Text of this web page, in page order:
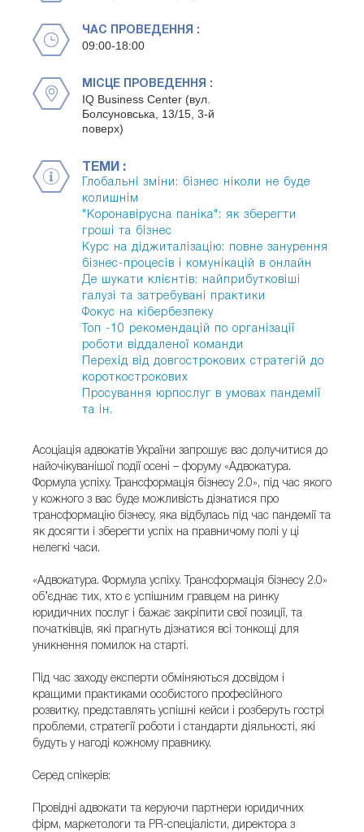
ЧАС ПРОВЕДЕННЯ :
09:00-18:00
МІСЦЕ ПРОВЕДЕННЯ :
IQ Business Center (вул.
Болсуновська, 13/15, 3-й
поверх)
ТЕМИ :
Глобальні зміни: бізнес ніколи не буде
колишнім
"Коронавірусна паніка": як зберегти
гроші та бізнес
Курс на діджиталізацію: повне занурення
бізнес-процесів і комунікацій в онлайн
Де шукати клієнтів: найприбутковіші
галузі та затребувані практики
Фокус на кібербезпеку
Топ -10 рекомендацій по організації
роботи віддаленої команди
Перехід від довгострокових стратегій до
короткострокових
Просування юрпослуг в умовах пандемії
та ін.
Асоціація адвокатів України запрошує вас долучитися до
найочікуванішої події осені – форуму «Адвокатура.
Формула успіху. Трансформація бізнесу 2.0», під час якого
у кожного з вас буде можливість дізнатися про
трансформацію бізнесу, яка відбулась під час пандемії та
як досягти і зберегти успіх на правничому полі у ці
нелегкі часи.
«Адвокатура. Формула успіху. Трансформація бізнесу 2.0»
об’єднає тих, хто є успішним гравцем на ринку
юридичних послуг і бажає закріпити свої позиції, та
початківців, які прагнуть дізнатися всі тонкощі для
уникнення помилок на старті.
Під час заходу експерти обміняються досвідом і
кращими практиками особистого професійного
розвитку, представлять успішні кейси і розберуть гострі
проблеми, стратегії роботи і стандарти діяльності, які
будуть у нагоді кожному правнику.
Серед спікерів:
Провідні адвокати та керуючи партнери юридичних
фірм, маркетологи та PR-спеціалісти, директора з